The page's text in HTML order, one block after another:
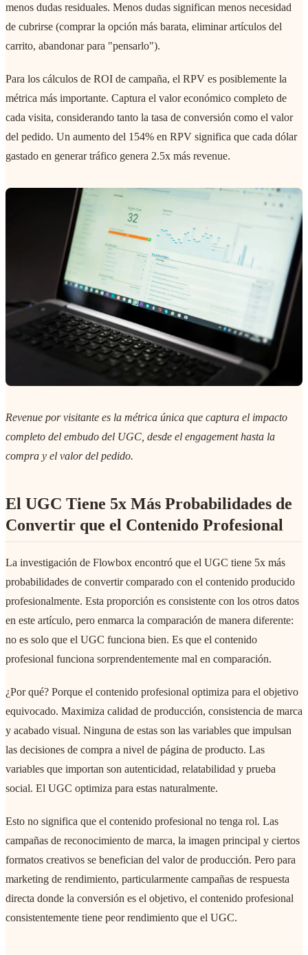
menos dudas residuales. Menos dudas significan menos necesidad
de cubrirse (comprar la opción más barata, eliminar artículos del
carrito, abandonar para "pensarlo").
Para los cálculos de ROI de campaña, el RPV es posiblemente la
métrica más importante. Captura el valor económico completo de
cada visita, considerando tanto la tasa de conversión como el valor
del pedido. Un aumento del 154% en RPV significa que cada dólar
gastado en generar tráfico genera 2.5x más revenue.
Revenue por visitante es la métrica única que captura el impacto
completo del embudo del UGC, desde el engagement hasta la
compra y el valor del pedido.
El UGC Tiene 5x Más Probabilidades de
Convertir que el Contenido Profesional
La investigación de Flowbox encontró que el UGC tiene 5x más
probabilidades de convertir comparado con el contenido producido
profesionalmente. Esta proporción es consistente con los otros datos
en este artículo, pero enmarca la comparación de manera diferente:
no es solo que el UGC funciona bien. Es que el contenido
profesional funciona sorprendentemente mal en comparación.
¿Por qué? Porque el contenido profesional optimiza para el objetivo
equivocado. Maximiza calidad de producción, consistencia de marca
y acabado visual. Ninguna de estas son las variables que impulsan
las decisiones de compra a nivel de página de producto. Las
variables que importan son autenticidad, relatabilidad y prueba
social. El UGC optimiza para estas naturalmente.
Esto no significa que el contenido profesional no tenga rol. Las
campañas de reconocimiento de marca, la imagen principal y ciertos
formatos creativos se benefician del valor de producción. Pero para
marketing de rendimiento, particularmente campañas de respuesta
directa donde la conversión es el objetivo, el contenido profesional
consistentemente tiene peor rendimiento que el UGC.